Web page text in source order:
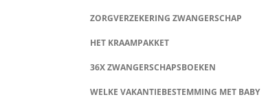
ZORGVERZEKERING ZWANGERSCHAP
HET KRAAMPAKKET
36X ZWANGERSCHAPSBOEKEN
WELKE VAKANTIEBESTEMMING MET BABY